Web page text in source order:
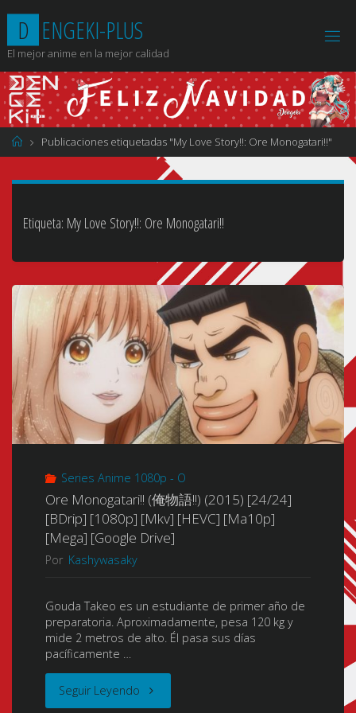
contenido
D ENGEKI-PLUS
El mejor anime en la mejor calidad
Página
de
Publicaciones etiquetadas "My Love Story!!: Ore Monogatari!!"
Etiqueta: My Love Story!!: Ore Monogatari!!
Series Anime 1080p - O
Ore Monogatari!! (俺物語!!) (2015) [24/24]
[BDrip] [1080p] [Mkv] [HEVC] [Ma10p]
[Mega] [Google Drive]
Por Kashywasaky
Gouda Takeo es un estudiante de primer año de
preparatoria. Aproximadamente, pesa 120 kg y
mide 2 metros de alto. Él pasa sus días
pacíficamente …
Seguir Leyendo "Ore